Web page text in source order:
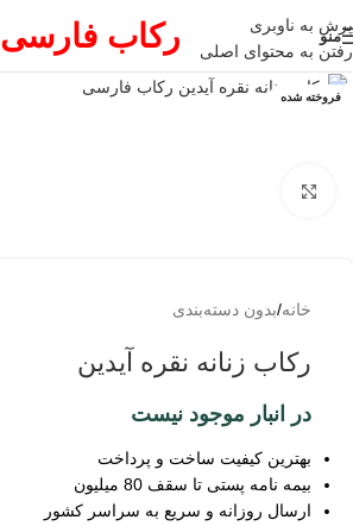
پرش به ناوبری
رفتن به محتوای اصلی
منو رکاب فارسی
فروخته شده
خانه/بدون دسته‌بندی
رکاب زنانه نقره آیدین
در انبار موجود نیست
بهترین کیفیت ساخت و پرداخت
بیمه نامه پستی تا سقف 80 میلیون
ارسال روزانه و سریع به سراسر کشور